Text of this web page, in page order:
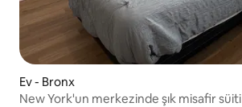
Ev - Bronx
New York'un merkezinde şık misafir süiti New York'un